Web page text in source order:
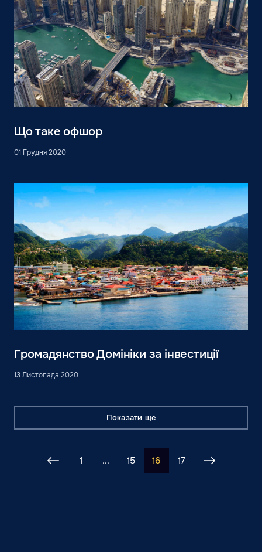
Що таке офшор
01 Грудня 2020
Громадянство Домініки за інвестиції
13 Листопада 2020
Показати ще
1 ... 15 16 17